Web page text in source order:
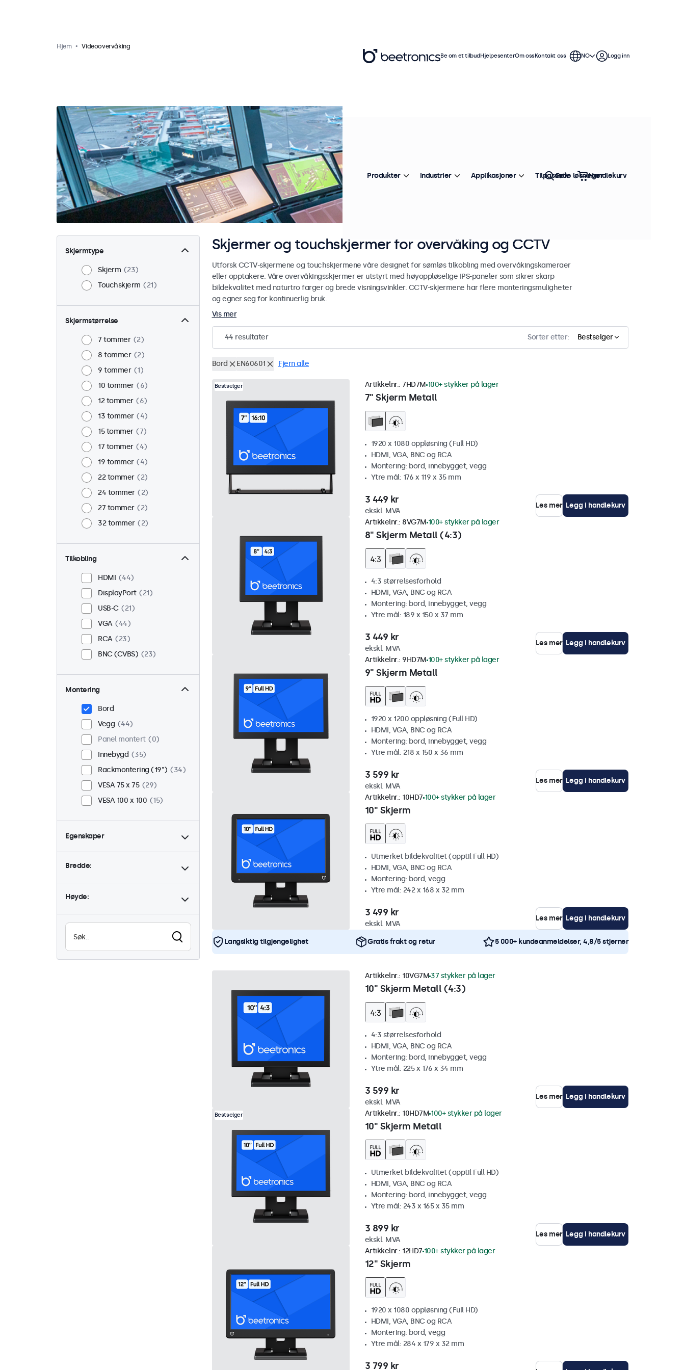
Hjem Videoovervåking
Skjermtype
Skjerm
23
Touchskjerm
21
Skjermstørrelse
7 tommer
2
8 tommer
2
9 tommer
1
10 tommer
6
12 tommer
6
13 tommer
4
15 tommer
7
17 tommer
4
19 tommer
4
22 tommer
2
24 tommer
2
27 tommer
2
32 tommer
2
Tilkobling
HDMI
44
DisplayPort
21
USB-C
21
VGA
44
RCA
23
BNC (CVBS)
23
Montering
Bord
Vegg
44
Panel montert
0
Innebygd
35
Rackmontering (19")
34
VESA 75 x 75
29
VESA 100 x 100
15
Egenskaper
4:3 / 5:4
12
Dimbar
44
Høy lysstyrke
0
Støvtett (IP65)
21
Bredde:
Høyde:
Skjermer og touchskjermer for overvåking og CCTV
Utforsk CCTV-skjermene og touchskjermene våre designet for sømløs tilkobling med overvåkingskameraer
eller opptakere. Våre overvåkingsskjermer er utstyrt med høyoppløselige IPS-paneler som sikrer skarp
bildekvalitet med naturtro farger og brede visningsvinkler. CCTV-skjermene har flere monteringsmuligheter
og egner seg for kontinuerlig bruk.
Vis mer
44 resultater Sorter etter: Bestselger
Bord EN60601 Fjern alle
Bestselger
7" Skjerm Metall
Artikkelnr.: 7HD7M 100+ stykker på lager
1920 x 1080 oppløsning (Full HD)
HDMI, VGA, BNC og RCA
Montering: bord, innebygget, vegg
Ytre mål: 176 x 119 x 35 mm
3 449 kr
ekskl. MVA
Les mer Legg i handlekurv
8" Skjerm Metall (4:3)
Artikkelnr.: 8VG7M 100+ stykker på lager
4:3 størrelsesforhold
HDMI, VGA, BNC og RCA
Montering: bord, innebygget, vegg
Ytre mål: 189 x 150 x 37 mm
3 449 kr
ekskl. MVA
Les mer Legg i handlekurv
9" Skjerm Metall
Artikkelnr.: 9HD7M 100+ stykker på lager
1920 x 1200 oppløsning (Full HD)
HDMI, VGA, BNC og RCA
Montering: bord, innebygget, vegg
Ytre mål: 218 x 150 x 36 mm
3 599 kr
ekskl. MVA
Les mer Legg i handlekurv
10" Skjerm
Artikkelnr.: 10HD7 100+ stykker på lager
Utmerket bildekvalitet (opptil Full HD)
HDMI, VGA, BNC og RCA
Montering: bord, vegg
Ytre mål: 242 x 168 x 32 mm
3 499 kr
ekskl. MVA
Les mer Legg i handlekurv
Langsiktig tilgjengelighet Gratis frakt og retur 5 000+ kundeanmeldelser, 4,8/5 stjerner
10" Skjerm Metall (4:3)
Artikkelnr.: 10VG7M 37 stykker på lager
4:3 størrelsesforhold
HDMI, VGA, BNC og RCA
Montering: bord, innebygget, vegg
Ytre mål: 225 x 176 x 34 mm
3 599 kr
ekskl. MVA
Les mer Legg i handlekurv
Bestselger
10" Skjerm Metall
Artikkelnr.: 10HD7M 100+ stykker på lager
Utmerket bildekvalitet (opptil Full HD)
HDMI, VGA, BNC og RCA
Montering: bord, innebygget, vegg
Ytre mål: 243 x 165 x 35 mm
3 899 kr
ekskl. MVA
Les mer Legg i handlekurv
12" Skjerm
Artikkelnr.: 12HD7 100+ stykker på lager
1920 x 1080 oppløsning (Full HD)
HDMI, VGA, BNC og RCA
Montering: bord, vegg
Ytre mål: 284 x 179 x 32 mm
3 799 kr
Be om et tilbudHjelpesenterOm ossKontakt oss NO Logg inn
Produkter Industrier Applikasjoner Tilpassede løsninger
Søk Handlekurv